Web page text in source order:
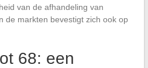
van de afhandeling van
de markten bevestigt zich ook op
68: een